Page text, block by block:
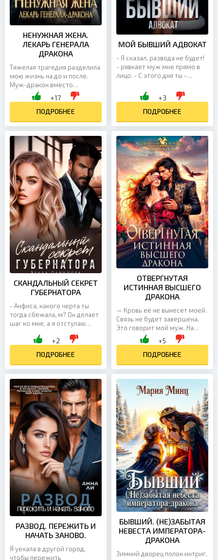
НЕНУЖНАЯ ЖЕНА.
ЛЕКАРЬ ГЕНЕРАЛА
ДРАКОНА
Тяжелая трагедия разделила
мою жизнь на до и после.
Муж-дракон вместо
поддержки променял меня
на юную красавицу и это
спустя десять лет брака. В
миг...
+17
ПОДРОБНЕЕ
МОЙ БЫВШИЙ АДВОКАТ
- Я сказал, развода не будет!
- рявкает муж мне прямо в
лицо. - С этого дня ты -
то, что я скажу! Есть с моей
руки и...
+3
ПОДРОБНЕЕ
СКАНДАЛЬНЫЙ СЕКРЕТ
ГУБЕРНАТОРА
- Анфиса, какого черта ты
тогда сбежала, м? Он делает
шаг ко мне, а я отступаю
его близости. Я чувствую
+2
ПОДРОБНЕЕ
ОТВЕРГНУТАЯ
ИСТИННАЯ ВЫСШЕГО
ДРАКОНА
— Кровь её не вынесет моей.
Связь не будет завершена.
Это говорит мой муж. На
алтаре. Перед всем двором.
Я стою в свадебном платье,
на запястье горит...
+5
ПОДРОБНЕЕ
РАЗВОД. ПЕРЕЖИТЬ И
НАЧАТЬ ЗАНОВО.
Я уехала в другой город,
чтобы пережить
БЫВШИЙ. (НЕ)ЗАБЫТАЯ
НЕВЕСТА ИМПЕРАТОРА-
ДРАКОНА
Зимний дворец полон интриг,